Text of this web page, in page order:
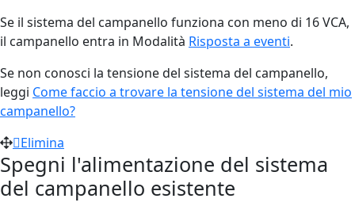
Se il sistema del campanello funziona con meno di 16 VCA,
il campanello entra in Modalità Risposta a eventi.
Se non conosci la tensione del sistema del campanello,
leggi Come faccio a trovare la tensione del sistema del mio
campanello?
Elimina
Spegni l'alimentazione del sistema
del campanello esistente